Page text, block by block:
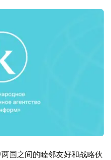
国之间的睦邻友好和战略伙